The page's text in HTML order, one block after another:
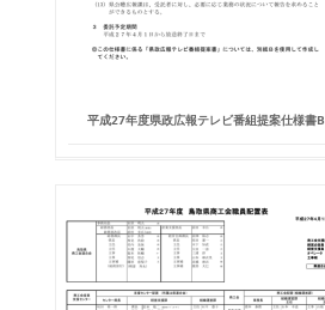
平成27年度県政広報テレビ番組提案仕様書B